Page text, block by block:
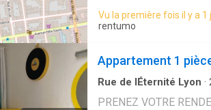
Vu la première fois il y a 1
rentumo
Appartement 1
Rue de lÉternité Lyon ·
PRENEZ VOTRE